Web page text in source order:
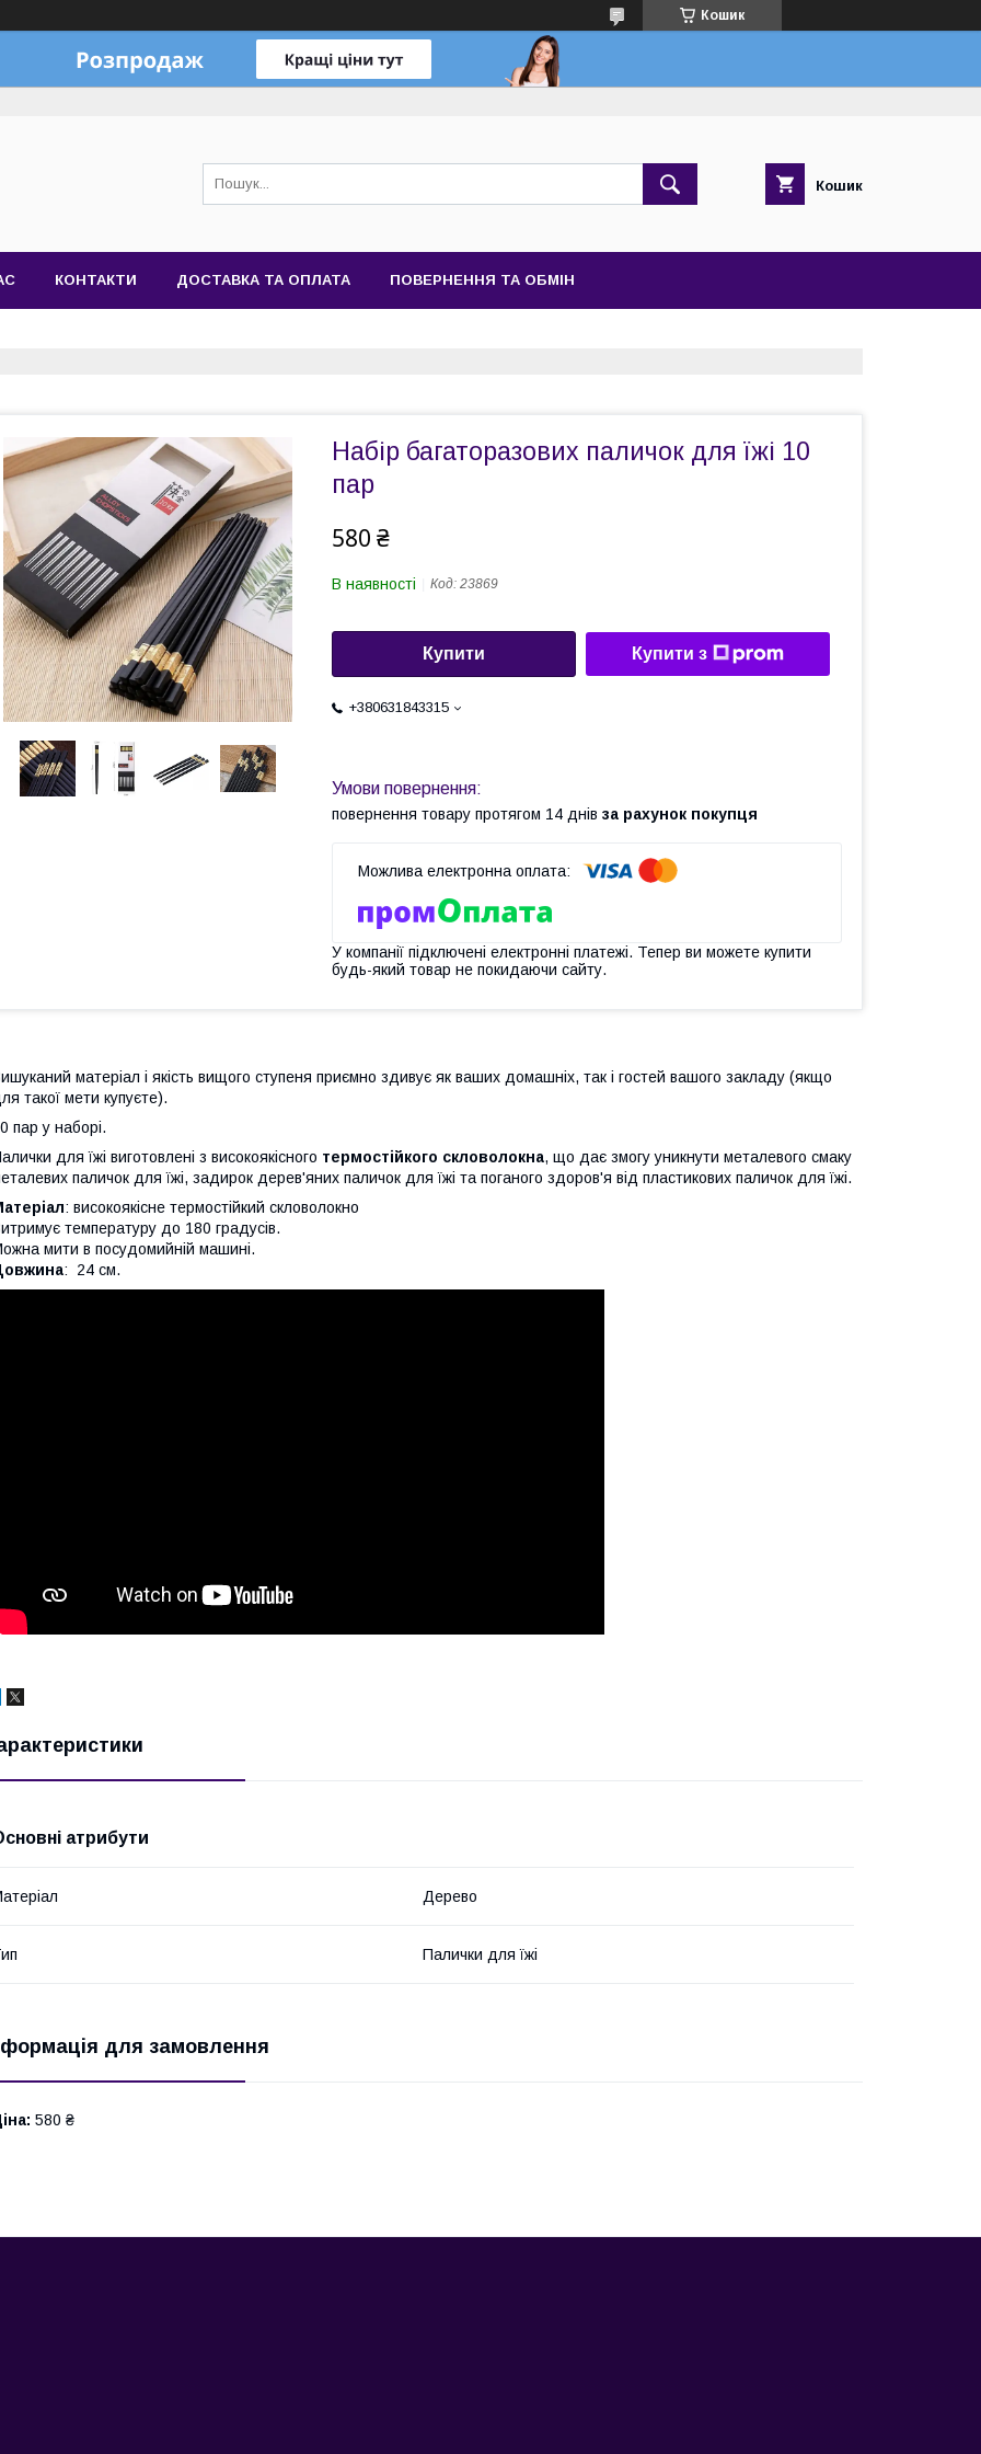
Кошик
Кошик
КОНТАКТИ ДОСТАВКА ТА ОПЛАТА ПОВЕРНЕННЯ ТА ОБМІН
Набір багаторазових паличок для їжі 10
пар
580 ₴
В наявності Код: 23869
Купити Купити з
+380631843315
повернення товару протягом 14 днів за рахунок покупця
У компанії підключені електронні платежі. Тепер ви можете купити
будь-який товар не покидаючи сайту.
матеріал і якість вищого ступеня приємно здивує як ваших домашніх, так і гостей вашого закладу (якщо
такої мети купуєте).
пар у наборі.
для їжі виготовлені з високоякісного термостійкого скловолокна, що дає змогу уникнути металевого смаку
паличок для їжі, задирок дерев'яних паличок для їжі та поганого здоров'я від пластикових паличок для їжі.
: високоякісне термостійкий скловолокно
температуру до 180 градусів.
мити в посудомийній машині.
: 24 см.
атрибути
Дерево
Палички для їжі
для замовлення
580 ₴